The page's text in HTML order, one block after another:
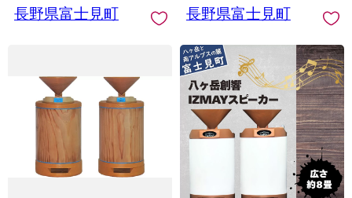
長野県富士見町
長野県富士見町